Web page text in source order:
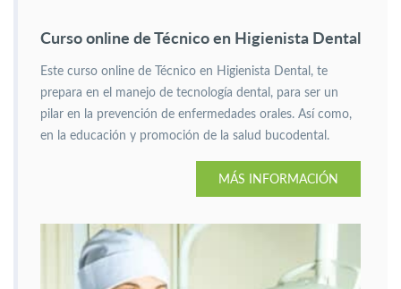
Curso online de Técnico en Higienista Dental
Este curso online de Técnico en Higienista Dental, te
prepara en el manejo de tecnología dental, para ser un
pilar en la prevención de enfermedades orales. Así como,
en la educación y promoción de la salud bucodental.
MÁS INFORMACIÓN